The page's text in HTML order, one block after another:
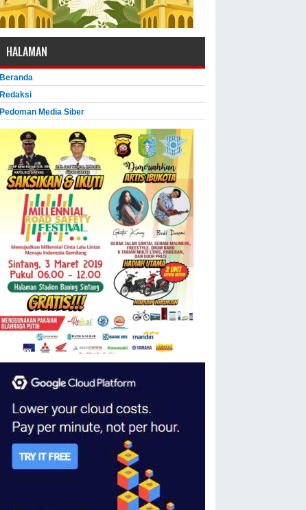
HALAMAN
Beranda
Redaksi
Pedoman Media Siber